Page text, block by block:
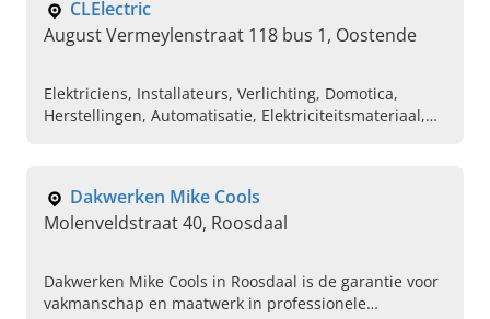
CLElectric
August Vermeylenstraat 118 bus 1, Oostende
Elektriciens, Installateurs, Verlichting, Domotica,
Herstellingen, Automatisatie, Elektriciteitsmateriaal,
Dakwerken Mike Cools
Molenveldstraat 40, Roosdaal
Dakwerken Mike Cools in Roosdaal is de garantie voor
vakmanschap en maatwerk in professionele